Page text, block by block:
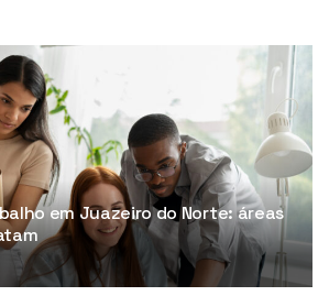
em Juazeiro do Norte: áreas